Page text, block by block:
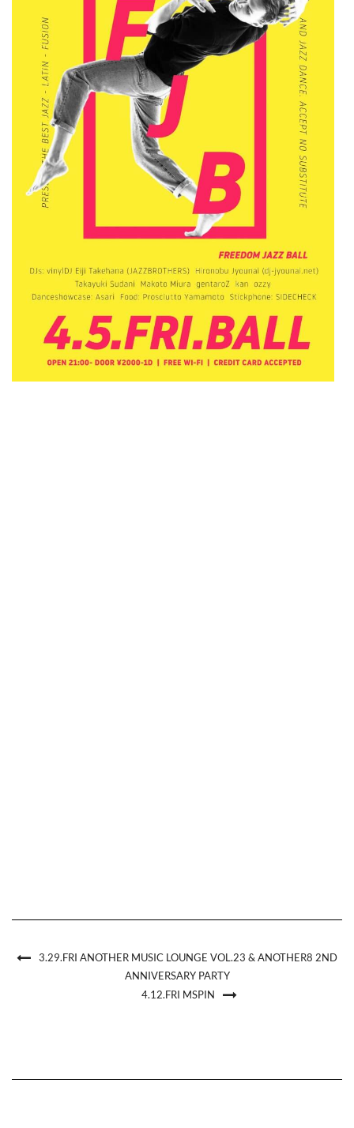
3.29.FRI ANOTHER MUSIC LOUNGE VOL.23 & ANOTHER8 2ND
ANNIVERSARY PARTY
4.12.FRI MSPIN